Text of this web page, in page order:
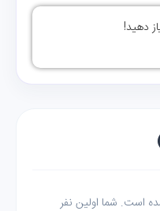
دهید!
است. شما اولین نفر